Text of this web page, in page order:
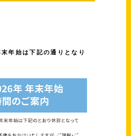
年始は下記の通りとなり